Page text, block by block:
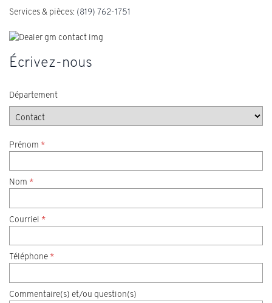
Services & pièces: (819) 762-1751
Écrivez-nous
Département
Prénom *
Nom *
Courriel *
Téléphone *
Commentaire(s) et/ou question(s)